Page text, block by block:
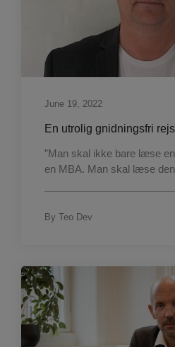
June 19, 2022
En utrolig gnidningsfri
”Man skal ikke bare læse
en MBA. Man skal læse
By Teo Dev